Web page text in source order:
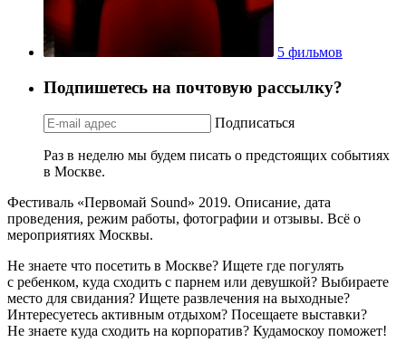
5 фильмов
Подпишетесь на почтовую рассылку?
Подписаться
Раз в неделю мы будем писать о предстоящих событиях
в Москве.
Фестиваль «Первомай Sound» 2019. Описание, дата
проведения, режим работы, фотографии и отзывы. Всё о
мероприятиях Москвы.
Не знаете что посетить в Москве? Ищете где погулять
с ребенком, куда сходить с парнем или девушкой? Выбираете
место для свидания? Ищете развлечения на выходные?
Интересуетесь активным отдыхом? Посещаете выставки?
Не знаете куда сходить на корпоратив? Кудамоскоу поможет!